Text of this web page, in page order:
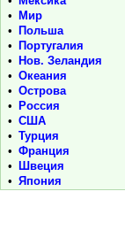
•
Мир
•
Польша
•
Португалия
•
Нов. Зеландия
• Океания
• Острова
•
Россия
• США
• Турция
• Франция
•
Швеция
• Япония